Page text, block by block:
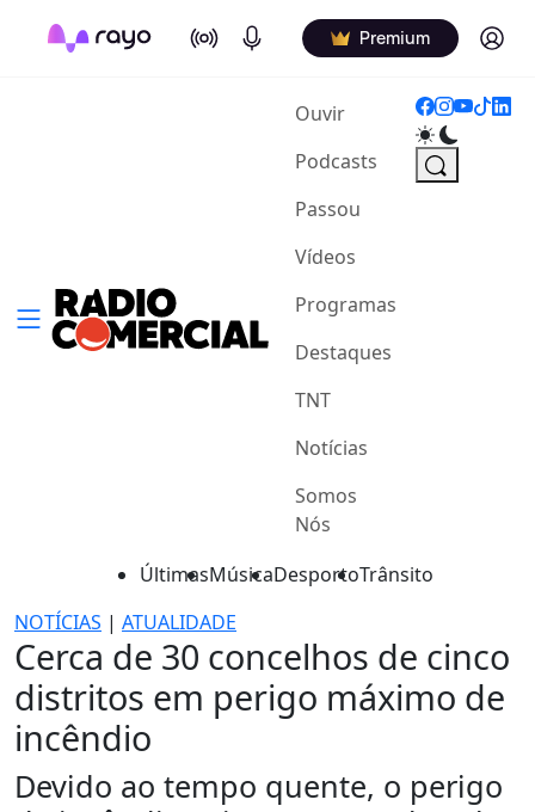
On Air Podcasts Premium Log in
Ouvir(current)
Podcasts
Passou
Vídeos
Programas
Destaques
TNT
Notícias
Somos
Nós
ÚltimasMúsicaDesportoTrânsito
NOTÍCIAS | ATUALIDADE
Cerca de 30 concelhos de cinco
distritos em perigo máximo de
incêndio
Devido ao tempo quente, o perigo